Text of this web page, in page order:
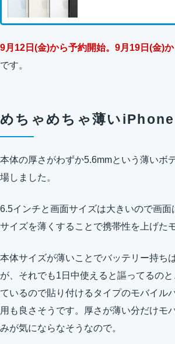
9月12日(金)から予約開始。9月19日(金)
です。
めちゃめちゃ薄い
本体の厚さがわずか5.6mmという薄いボ
場しました。
6.5インチと画面サイズは大きいので画
サイズを薄くすることで携帯性を上げた
本体サイズが薄いことでバッテリー持ち
が、それでも1日中使えると謳ってるの
ているので貼り付けるタイプのモバイル
用も良さそうです。厚さが薄い分だけモ
みが気にならなそうなので。